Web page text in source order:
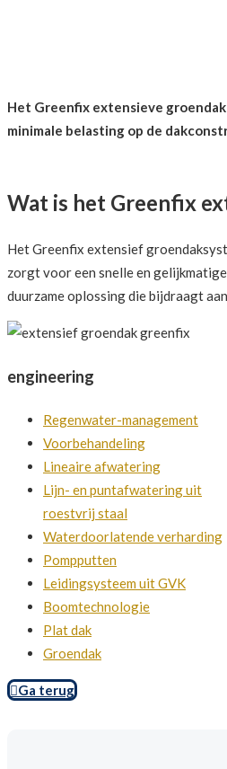
Het Greenfix extensieve
minimale belasting op de
Wat is het Greenfix
Het Greenfix extensief
zorgt voor een snelle en
duurzame oplossing die bijdraagt
engineering
Regenwater-management
Voorbehandeling
Lineaire afwatering
Lijn- en puntafwatering uit
roestvrij staal
Waterdoorlatende verharding
Pompputten
Leidingsysteem uit GVK
Boomtechnologie
Plat dak
Groendak
Ga terug